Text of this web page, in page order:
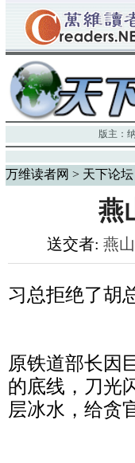
版主：
万维读者网 > 天下论坛
燕
送交者: 燕
习总拒绝了胡
原铁道部长因
的底线，刀光
层冰水，给贪